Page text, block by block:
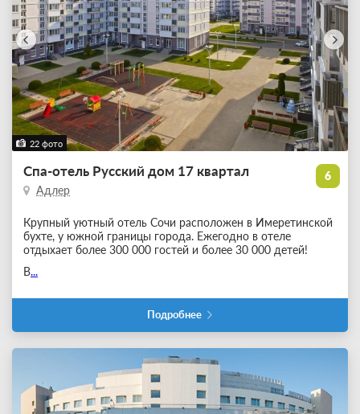
22 фото
6
Спа-отель Русский дом 17 квартал
Адлер
Крупный уютный отель Сочи расположен в Имеретинской
бухте, у южной границы города. Ежегодно в отеле
отдыхает более 300 000 гостей и более 30 000 детей!
В...
Подробнее